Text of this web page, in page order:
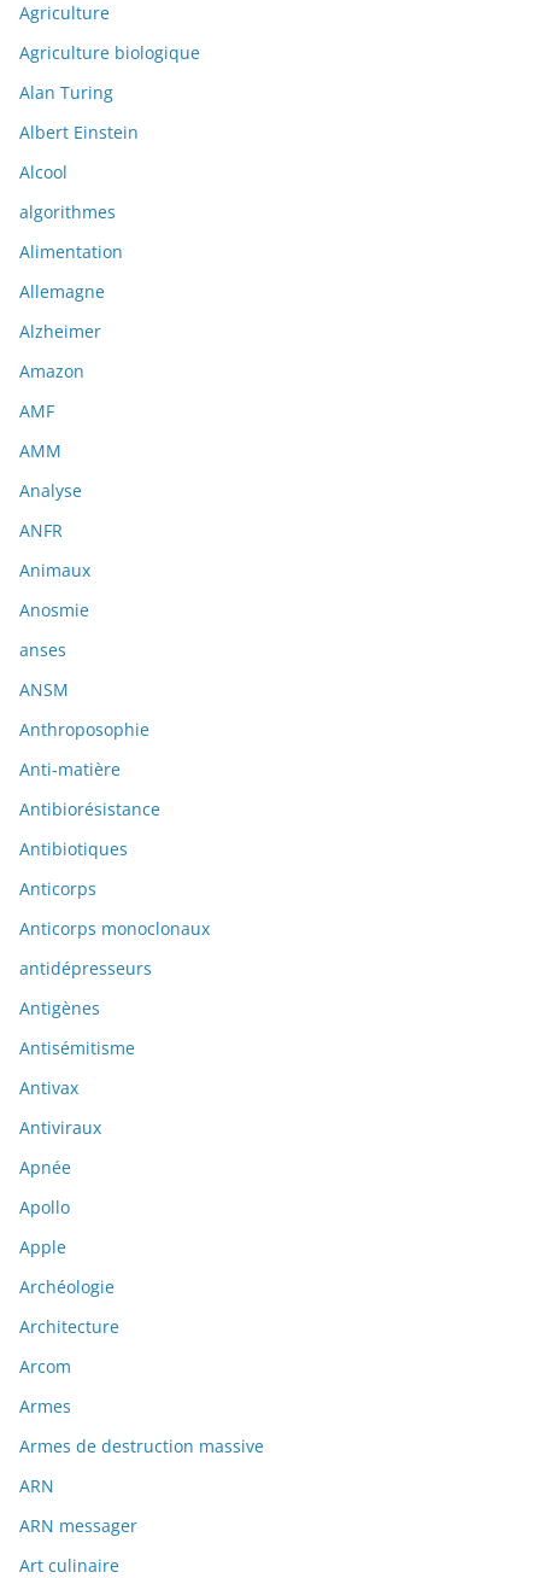
Agriculture
Agriculture biologique
Alan Turing
Albert Einstein
Alcool
algorithmes
Alimentation
Allemagne
Alzheimer
Amazon
AMF
AMM
Analyse
ANFR
Animaux
Anosmie
anses
ANSM
Anthroposophie
Anti-matière
Antibiorésistance
Antibiotiques
Anticorps
Anticorps monoclonaux
antidépresseurs
Antigènes
Antisémitisme
Antivax
Antiviraux
Apnée
Apollo
Apple
Archéologie
Architecture
Arcom
Armes
Armes de destruction massive
ARN
ARN messager
Art culinaire